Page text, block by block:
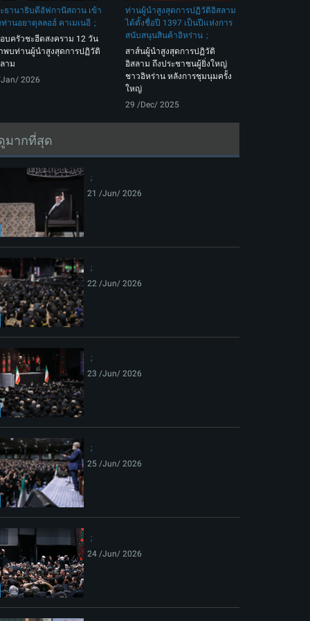
ธานาธิบดีอัฟกานิสถาน เข้า
านอยาตุลลอฮ์ คาเมเนอี
บครัวชะฮีดสงคราม 12 วัน
พบท่านผู้นำสูงสุดการปฏิวัติ
าม
2026
ท่านผู้นำสูงสุดการปฏิวัติอิสลาม
ได้ตั้งชื่อปี 1397 เป็นปีแห่งการ
สนับสนุนสินค้าอิหร่าน
สาส์นผู้นำสูงสุดการปฏิวัติ
อิสลาม ถึงประชาชนผู้ยิ่งใหญ่
ชาวอิหร่าน หลังการชุมนุมครั้ง
ใหญ่
29 /Dec/ 2025
มากที่สุด
21 /Jun/ 2026
22 /Jun/ 2026
23 /Jun/ 2026
25 /Jun/ 2026
24 /Jun/ 2026